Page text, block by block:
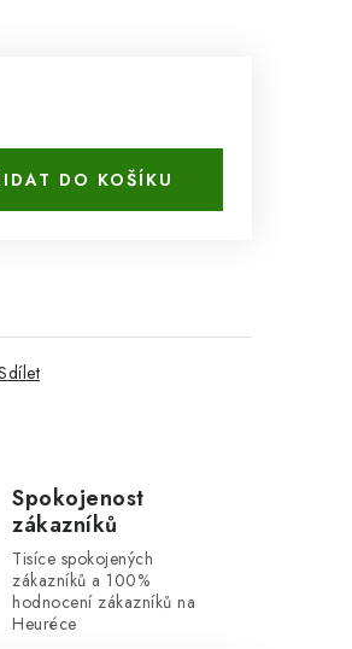
DO KOŠÍKU
Spokojenost
zákazníků
Tisíce spokojených
zákazníků a 100%
hodnocení zákazníků na
Heuréce